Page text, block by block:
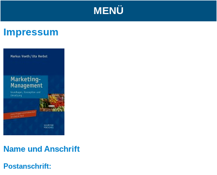
MENÜ
Impressum
Name und Anschrift
Postanschrift: